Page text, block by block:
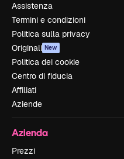
Assistenza
Termini e condizioni
Politica sulla privacy
Originali New
Politica dei cookie
Centro di fiducia
Affiliati
Aziende
Azienda
Prezzi